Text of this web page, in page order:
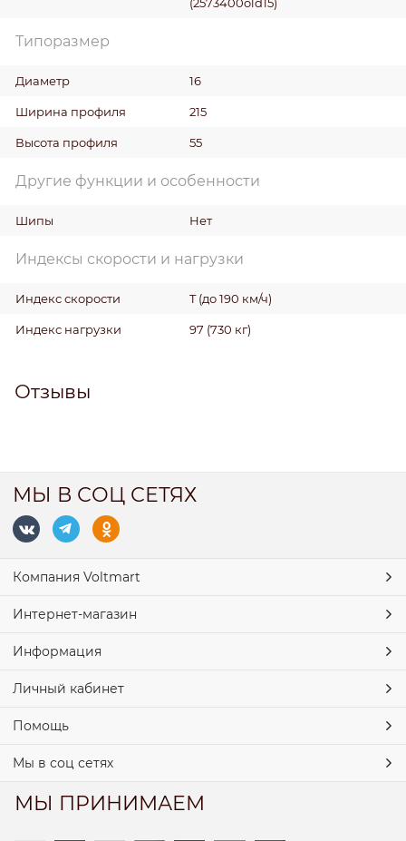
Типоразмер
Диаметр 16
Ширина профиля 215
Высота профиля 55
Другие функции и особенности
Шипы Нет
Индексы скорости и нагрузки
Индекс скорости T (до 190 км/ч)
Индекс нагрузки 97 (730 кг)
Отзывы
МЫ В СОЦ СЕТЯХ
Компания Voltmart
Интернет-магазин
Информация
Личный кабинет
Помощь
Мы в соц сетях
МЫ ПРИНИМАЕМ